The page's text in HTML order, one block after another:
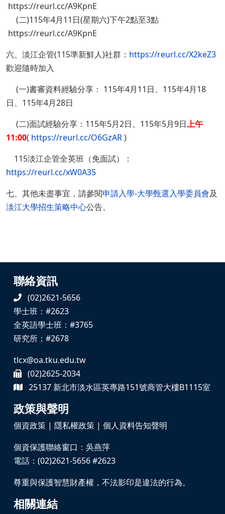
https://reurl.cc/A9KpnE
(二)115年4月11日(星期六)下午2點至3點
https://reurl.cc/A9KpnE
六、淡江企管(115準新鮮人)社群： https://reurl.cc/X2keZ3
歡迎隨時加入
(一)書審資料經驗分享： 115年4月11日、115年4月18
日、115年4月28日
(二)面試經驗分享：115年5月2日、115年5月9日上午
11:00( https://reurl.cc/O6GzAR)
115淡江企管全英班（免面試）：
https://reurl.cc/xW0A35
七、其他未盡事宜，請參閱申請入學-大學甄選入學委員會及
淡江大學招生策略中心公告。
聯絡資訊
(02)2621-5656
學士班：#2623
全英語學士班：#3765
研究所：#2678
tlcx@oa.tku.edu.tw
(02)2625-2034
25137 新北市淡水區英專路151號商管大樓B1115室
政策與聲明
個資政策 | 隱私權政策 | 個人資料告知聲明
個資保護聯絡窗口：吳燕萍
電話：(02)2621-5656 #2623
尊重與保護智慧財產權，不法影印是違法的行為。
相關連結